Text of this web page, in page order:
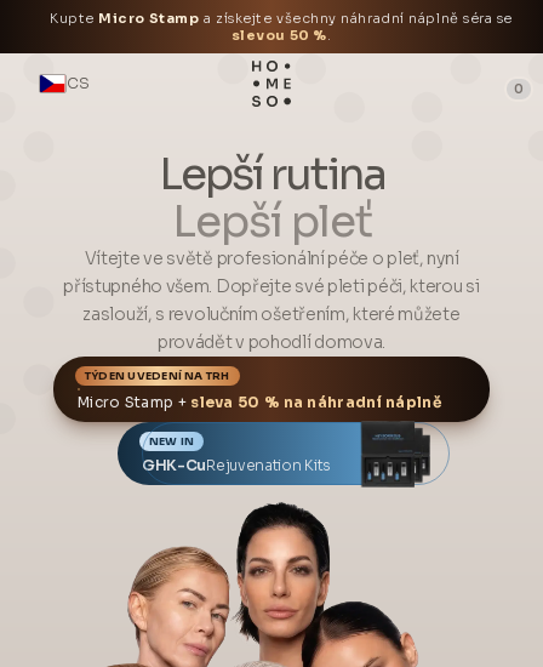
Kupte Micro Stamp a získejte všechny náhradní náplně séra se
slevou 50 %.
CS 0
Lepší rutina
Lepší pleť
Vítejte ve světě profesionální péče o pleť, nyní
přístupného všem. Dopřejte své pleti péči, kterou si
zaslouží, s revolučním ošetřením, které můžete
provádět v pohodlí domova.
TÝDEN UVEDENÍ NA TRH
Micro Stamp + sleva 50 % na náhradní náplně
NEW IN
GHK-CuRejuvenation Kits